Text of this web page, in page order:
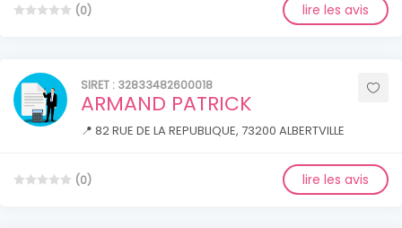
(0) lire les avis
SIRET : 32833482600018
ARMAND PATRICK
📍 82 RUE DE LA REPUBLIQUE, 73200 ALBERTVILLE
(0) lire les avis